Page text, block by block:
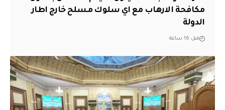
مكافحة الارهاب مع اي سلوك مسلح خارج اطار
الدولة
قبل 16 ساعة